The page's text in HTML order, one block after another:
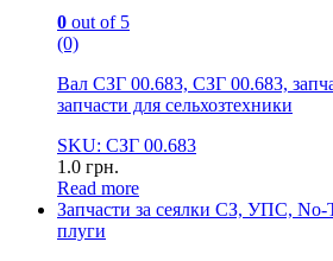
0 out of 5
(0)
Вал СЗГ 00.683, СЗГ 00.683,
запчасти для сельхозтехники
SKU: СЗГ 00.683
1.0 грн.
Read more
Запчасти за сеялки СЗ, УПС, No-
плуги